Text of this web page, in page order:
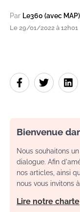
Par Le360 (avec MAP)
Le 29/01/2022 à 12h01
Bienvenue
Nous souhaitons
dialogue. Afin
nos articles, ainsi
nous vous invitons
Lire notre charte